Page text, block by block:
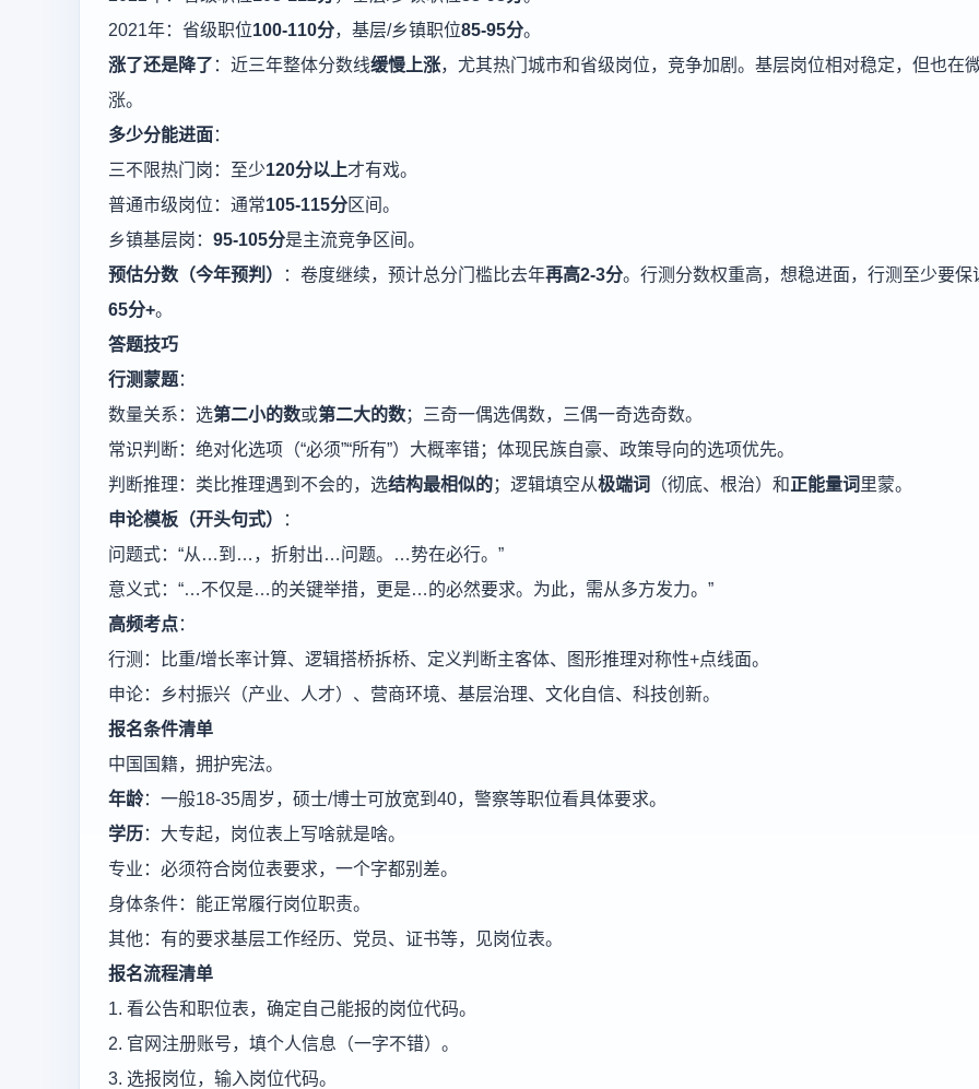
2021年：省级职位100-110分，基层/乡镇职位85-95分。
涨了还是降了 ：近三年整体分数线缓慢上涨，尤其热门城市和省级岗位，竞争加剧。基层岗位相对稳定，但也在
涨。
多少分能进面：
三不限热门岗：至少120分以上才有戏。
普通市级岗位：通常105-115分区间。
乡镇基层岗： 95-105分是主流竞争区间。
预估分数（今年预判）
：卷度继续，预计总分门槛比去年再高2-3分。行测分数权重高，想稳进面，行测至少要保
65分+。
答题技巧
行测蒙题：
数量关系：选第二小的数或第二大的数；三奇一偶选偶数，三偶一奇选奇数。
常识判断：绝对化选项（“必须”“所有”）大概率错；体现民族自豪、政策导向的选项优先。
判断推理：类比推理遇到不会的，选结构最相似的；逻辑填空从极端词 （彻底、根治）和正能量词 里蒙。
申论模板（开头句式）
：
问题式：“从…到…，折射出…问题。…势在必行。”
意义式：“…不仅是…的关键举措，更是…的必然要求。为此，需从多方发力。”
高频考点：
行测：比重/增长率计算、逻辑搭桥拆桥、定义判断主客体、图形推理对称性+点线面。
申论：乡村振兴（产业、人才）、营商环境、基层治理、文化自信、科技创新。
报名条件清单
中国国籍，拥护宪法。
年龄：一般18-35周岁，硕士/博士可放宽到40，警察等职位看具体要求。
学历：大专起，岗位表上写啥就是啥。
专业：必须符合岗位表要求，一个字都别差。
身体条件：能正常履行岗位职责。
其他：有的要求基层工作经历、党员、证书等，见岗位表。
报名流程清单
1. 看公告和职位表，确定自己能报的岗位代码。
2. 官网注册账号，填个人信息（一字不错）。
3. 选报岗位，输入岗位代码。